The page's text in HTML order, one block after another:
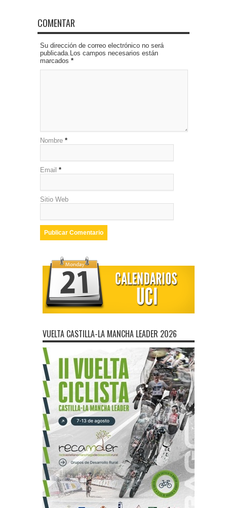
COMENTAR
Su dirección de correo electrónico no será
publicada.Los campos necesarios están
marcados *
Nombre *
Email *
Sitio Web
VUELTA CASTILLA-LA MANCHA LEADER 2026